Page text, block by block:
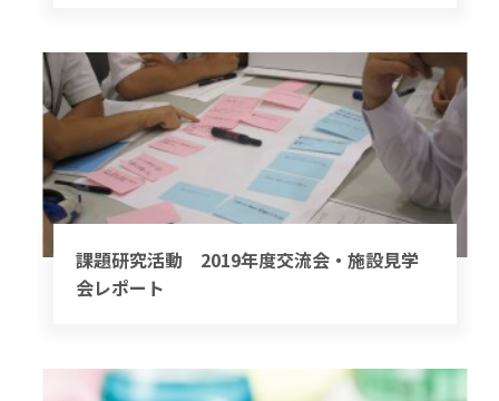
課題研究活動 2019年度交流会・施設見学
会レポート